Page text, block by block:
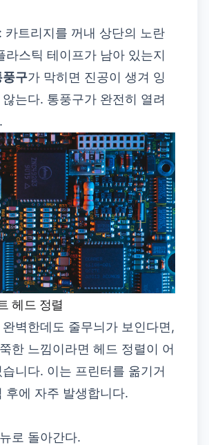
: 카트리지를 꺼내 상단의 노란
라스틱 테이프가 남아 있는지
풍구가 막히면 진공이 생겨 잉
는다. 통풍구가 완전히 열려
헤드 정렬
벽한데도 줄무늬가 보인다면,
한 느낌이라면 헤드 정렬이 어
니다. 이는 프린터를 옮기거
후에 자주 발생합니다.
로 돌아간다.